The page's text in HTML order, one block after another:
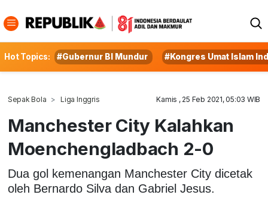
Hot Topics: #Gubernur BI Mundur #Kongres Umat Islam
Sepak Bola Liga Inggris Kamis , 25 Feb 2021, 05:03 WIB
Manchester City Kalahkan
Moenchengladbach 2-0
Dua gol kemenangan Manchester City dicetak
oleh Bernardo Silva dan Gabriel Jesus.